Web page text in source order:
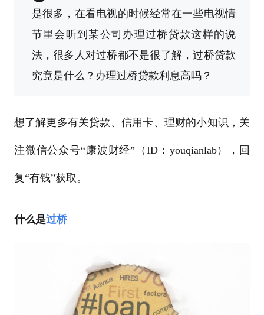
是很多，在看电视的时候经常在一些电视情
节里会听到某公司办理过桥贷款这样的说
法，很多人对过桥都不是很了解，过桥贷款
究竟是什么？办理过桥贷款利息高吗？
想了解更多有关贷款、信用卡、理财的小知识，关
注微信公众号“康波财经”（ID：youqianlab），回
复“有钱”获取。
什么是过桥